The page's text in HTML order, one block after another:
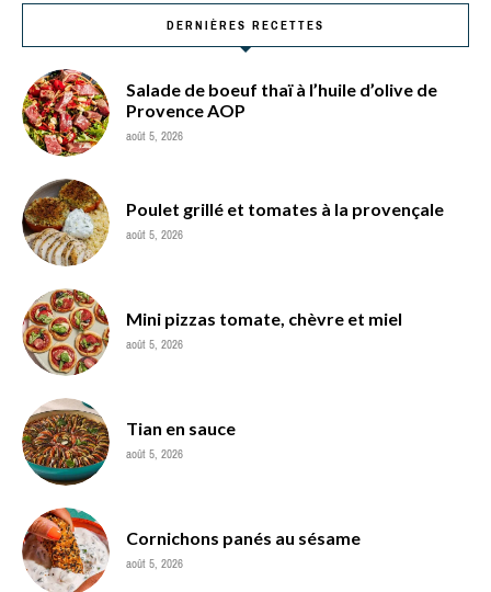
DERNIÈRES RECETTES
Salade de boeuf thaï à l’huile d’olive de
Provence AOP
août 5, 2026
Poulet grillé et tomates à la provençale
août 5, 2026
Mini pizzas tomate, chèvre et miel
août 5, 2026
Tian en sauce
août 5, 2026
Cornichons panés au sésame
août 5, 2026